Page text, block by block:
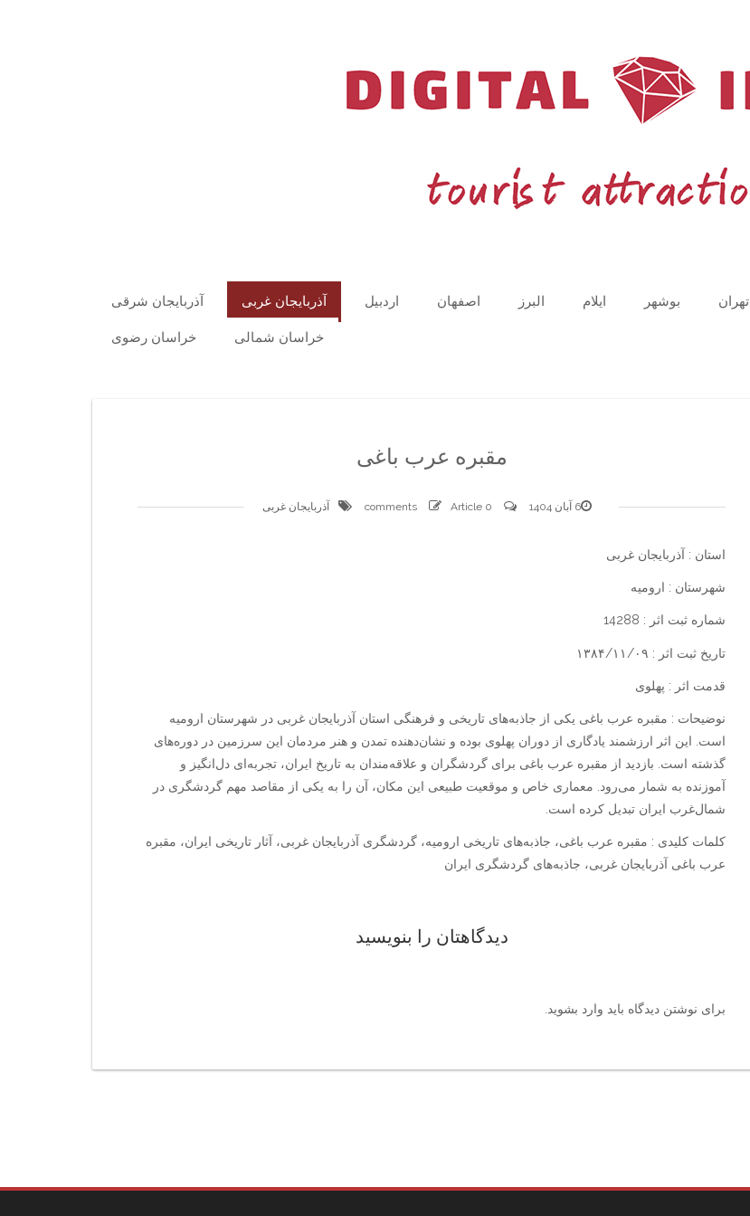
آذربایجان شرقی آذربایجان غربی اردبیل اصفهان البرز ایلام بوشهر تهران
خراسان رضوی خراسان شمالی
مقبره عرب باغی
6 آبان 1404 0 comments
Article آذربایجان غربی
استان : آذربایجان غربی
شهرستان : ارومیه
شماره ثبت اثر : 14288
تاریخ ثبت اثر : ۱۳۸۴/۱۱/۰۹
قدمت اثر : پهلوی
نوضیحات : مقبره عرب باغی یکی از جاذبه‌های تاریخی و فرهنگی استان آذربایجان غربی در شهرستان ارومیه
است. این اثر ارزشمند یادگاری از دوران پهلوی بوده و نشان‌دهنده تمدن و هنر مردمان این سرزمین در دوره‌های
گذشته است. بازدید از مقبره عرب باغی برای گردشگران و علاقه‌مندان به تاریخ ایران، تجربه‌ای دل‌انگیز و
آموزنده به شمار می‌رود. معماری خاص و موقعیت طبیعی این مکان، آن را به یکی از مقاصد مهم گردشگری در
شمال‌غرب ایران تبدیل کرده است.
کلمات کلیدی : مقبره عرب باغی، جاذبه‌های تاریخی ارومیه، گردشگری آذربایجان غربی، آثار تاریخی ایران، مقبره
عرب باغی آذربایجان غربی، جاذبه‌های گردشگری ایران
دیدگاهتان را بنویسید
برای نوشتن دیدگاه باید وارد بشوید